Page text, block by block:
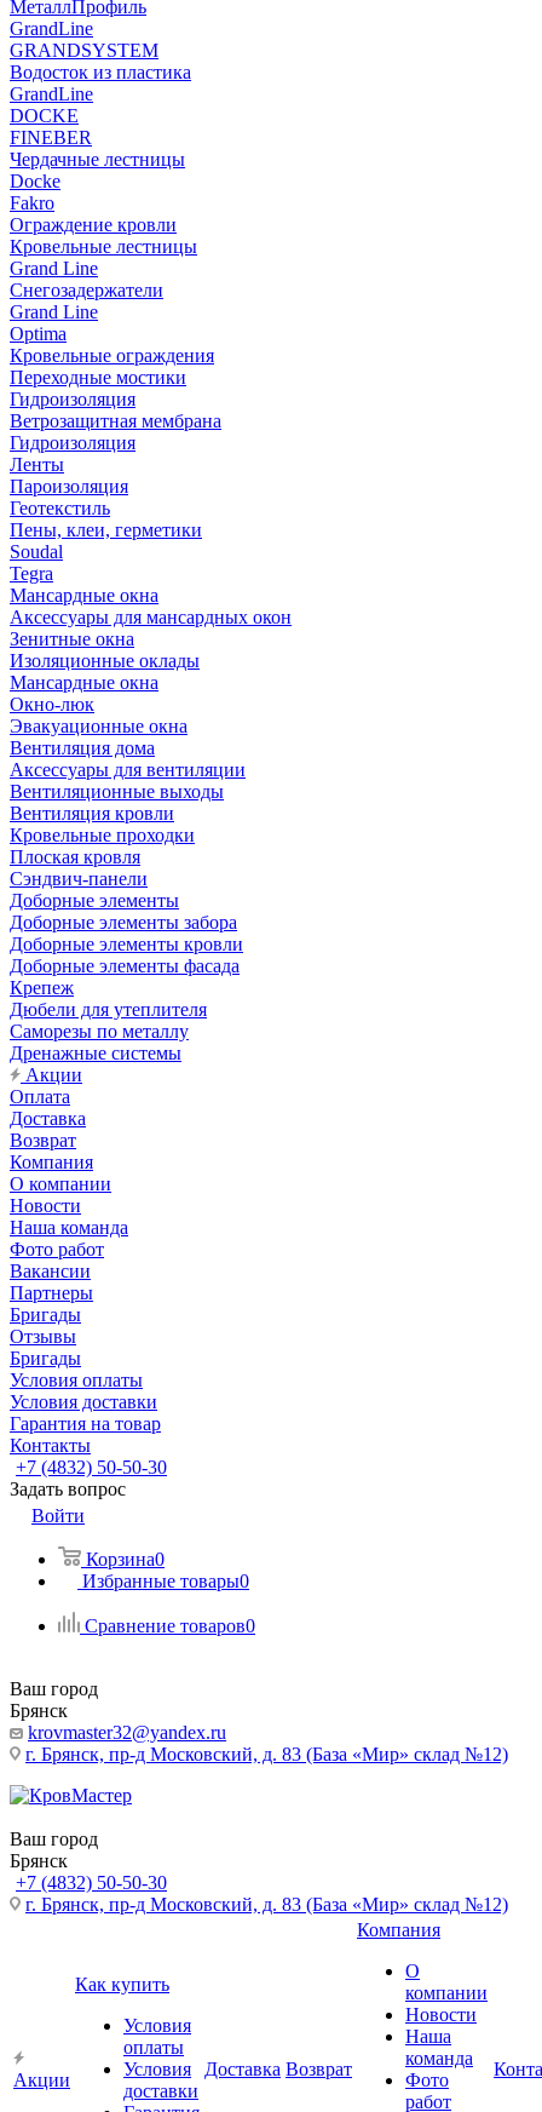
МеталлПрофиль
GrandLine
GRANDSYSTEM
Водосток из пластика
GrandLine
DOCKE
FINEBER
Чердачные лестницы
Docke
Fakro
Ограждение кровли
Кровельные лестницы
Grand Line
Снегозадержатели
Grand Line
Optima
Кровельные ограждения
Переходные мостики
Гидроизоляция
Ветрозащитная мембрана
Гидроизоляция
Ленты
Пароизоляция
Геотекстиль
Пены, клеи, герметики
Soudal
Tegra
Мансардные окна
Аксессуары для мансардных окон
Зенитные окна
Изоляционные оклады
Мансардные окна
Окно-люк
Эвакуационные окна
Вентиляция дома
Аксессуары для вентиляции
Вентиляционные выходы
Вентиляция кровли
Кровельные проходки
Плоская кровля
Сэндвич-панели
Доборные элементы
Доборные элементы забора
Доборные элементы кровли
Доборные элементы фасада
Крепеж
Дюбели для утеплителя
Саморезы по металлу
Дренажные системы
Акции
Оплата
Доставка
Возврат
Компания
О компании
Новости
Наша команда
Фото работ
Вакансии
Партнеры
Бригады
Отзывы
Бригады
Условия оплаты
Условия доставки
Гарантия на товар
Контакты
+7 (4832) 50-50-30
Задать вопрос
Войти
Корзина0
Избранные товары0
Сравнение товаров0
Ваш город
Брянск
krovmaster32@yandex.ru
г. Брянск, пр-д Московский, д. 83 (База «Мир» склад №12)
Ваш город
Брянск
+7 (4832) 50-50-30
г. Брянск, пр-д Московский, д. 83 (База «Мир» склад №12)
Акции
Как купить
Условия
оплаты
Условия
доставки
Доставка Возврат
Компания
О
компании
Новости
Наша
команда
Фото
работ